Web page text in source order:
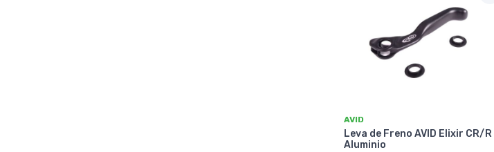
AVID
Leva de Freno AVID Elixir CR/R
Aluminio